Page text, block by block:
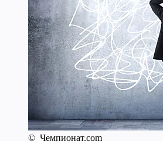
© Чемпионат.com